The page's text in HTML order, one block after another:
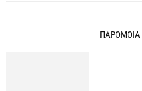
ΠΑΡΟΜΟΙΑ